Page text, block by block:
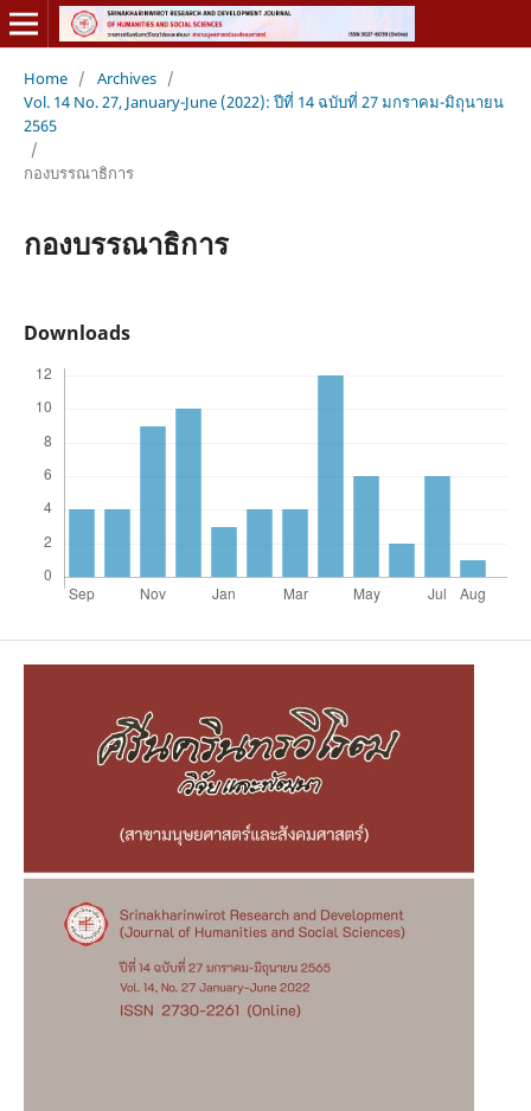
Home / Archives /
Vol. 14 No. 27, January-June (2022): ปีที่ 14 ฉบับที่ 27 มกราคม-มิถุนายน
2565
/
กองบรรณาธิการ
กองบรรณาธิการ
Downloads